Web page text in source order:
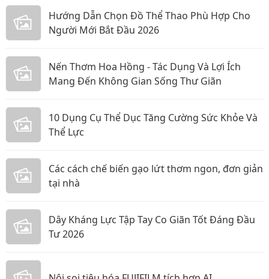
Hướng Dẫn Chọn Đồ Thể Thao Phù Hợp Cho
Người Mới Bắt Đầu 2026
Nến Thơm Hoa Hồng - Tác Dụng Và Lợi Ích
Mang Đến Không Gian Sống Thư Giãn
10 Dụng Cụ Thể Dục Tăng Cường Sức Khỏe Và
Thể Lực
Các cách chế biến gạo lứt thơm ngon, đơn giản
tại nhà
Dây Kháng Lực Tập Tay Co Giãn Tốt Đáng Đầu
Tư 2026